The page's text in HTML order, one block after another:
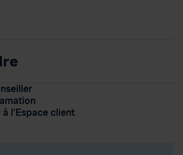
l’Espace client